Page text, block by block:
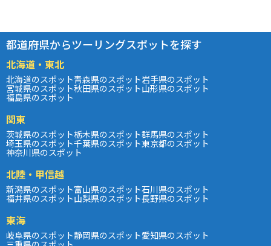
都道府県からツーリングスポットを探す
北海道・東北
北海道のスポット青森県のスポット岩手県のスポット
宮城県のスポット秋田県のスポット山形県のスポット
福島県のスポット
関東
茨城県のスポット栃木県のスポット群馬県のスポット
埼玉県のスポット千葉県のスポット東京都のスポット
神奈川県のスポット
北陸・甲信越
新潟県のスポット富山県のスポット石川県のスポット
福井県のスポット山梨県のスポット長野県のスポット
東海
岐阜県のスポット静岡県のスポット愛知県のスポット